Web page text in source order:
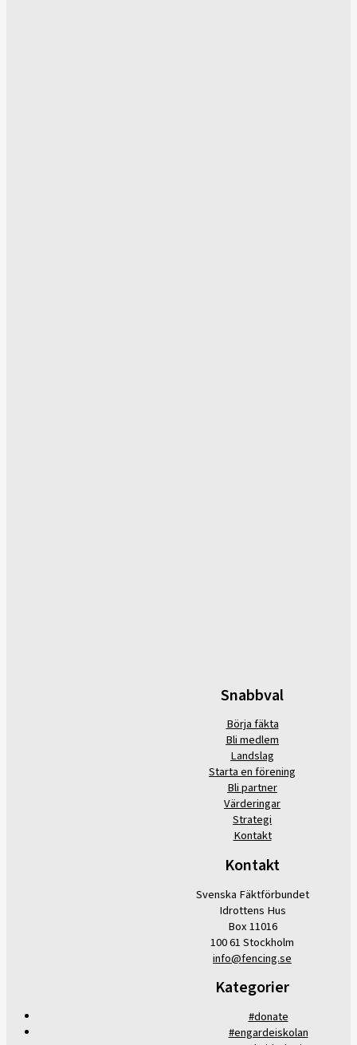
Snabbval
Börja fäkta
Bli medlem
Landslag
Starta en förening
Bli partner
Värderingar
Strategi
Kontakt
Kontakt
Svenska Fäktförbundet
Idrottens Hus
Box 11016
100 61 Stockholm
info@fencing.se
Kategorier
#donate
#engardeiskolan